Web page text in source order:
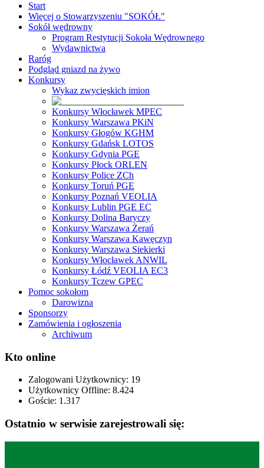
Start
Więcej o Stowarzyszeniu "SOKÓŁ"
Sokół wędrowny
Program Restytucji Sokoła Wędrownego
Wydawnictwa
Raróg
Podgląd gniazd na żywo
Konkursy
Wykaz zwycięskich imion
Konkursy Włocławek MPEC
Konkursy Warszawa PKiN
Konkursy Głogów KGHM
Konkursy Gdańsk LOTOS
Konkursy Gdynia PGE
Konkursy Płock ORLEN
Konkursy Police ZCh
Konkursy Toruń PGE
Konkursy Poznań VEOLIA
Konkursy Lublin PGE EC
Konkursy Dolina Baryczy
Konkursy Warszawa Żerań
Konkursy Warszawa Kawęczyn
Konkursy Warszawa Siekierki
Konkursy Włocławek ANWIL
Konkursy Łódź VEOLIA EC3
Konkursy Tczew GPEC
Pomoc sokołom
Darowizna
Sponsorzy
Zamówienia i ogłoszenia
Archiwum
Kto online
Zalogowani Użytkownicy: 19
Użytkownicy Offline: 8.424
Goście: 1.317
Ostatnio w serwisie zarejestrowali się: